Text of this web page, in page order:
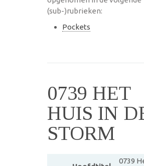
(sub-)rubrieken:
Pockets
0739 HET
HUIS IN
STORM
0739